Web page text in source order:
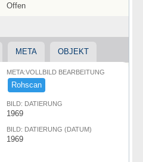
Offen
META OBJEKT
META:VOLLBILD BEARBEITUNG
Rohscan
BILD: DATIERUNG
1969
BILD: DATIERUNG (DATUM)
1969